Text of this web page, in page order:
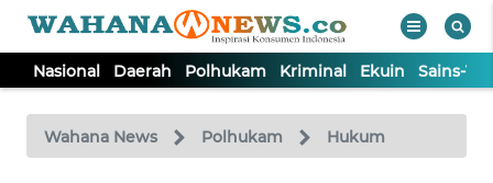
Nasional Daerah Polhukam Kriminal Ekuin Sains-
Wahana News Polhukam Hukum
TV
Tutup